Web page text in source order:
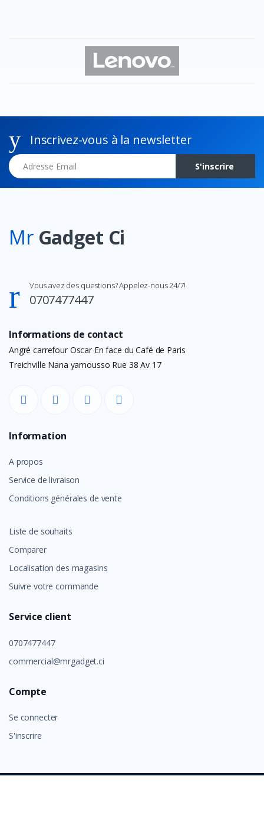
Inscrivez-vous à la newsletter
Adresse Email
S'inscrire
Mr Gadget Ci
Vous avez des questions? Appelez-nous 24/7!
0707477447
Informations de contact
Angré carrefour Oscar En face du Café de Paris
Treichville Nana yamousso Rue 38 Av 17
Information
A propos
Service de livraison
Conditions générales de vente
Liste de souhaits
Comparer
Localisation des magasins
Suivre votre commande
Service client
0707477447
commercial@mrgadget.ci
Compte
Se connecter
S'inscrire